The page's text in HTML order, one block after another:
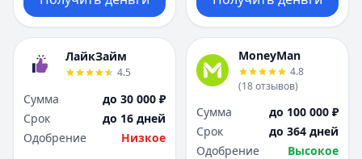
ЛайкЗайм
4.5
Сумма
до 30 000 ₽
Срок
до 16 дней
Одобрение
Низкое
MoneyMan
4.8
(18отзывов)
Сумма
до 100 000 ₽
Срок
до 364 дней
Одобрение
Высокое